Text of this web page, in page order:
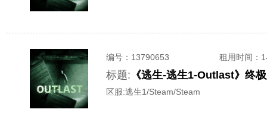
编号： 13790653 租用时间 ：
标题: 《逃生-逃生1-Outlast》终
区服:逃生1/Steam/Steam